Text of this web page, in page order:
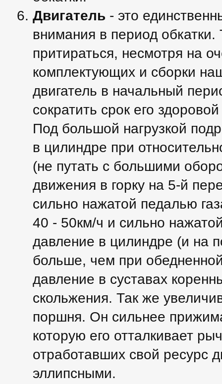
Двигатель - это
внимания в период обкатки.
притираться, несмотря на
комплектующих и сборки
двигатель в начальный
сократить срок его
Под большой нагрузкой
в цилиндре при
(не путать с большими
движения в горку на 5-й
сильно нажатой педалью
40 - 50км/ч и сильно
давление в цилиндре (и на
больше, чем при
давление в суставах
скольжения. Так же
поршня. Он сильнее
которую его отталкивает
отработавших свой ресурс
эллипсными.